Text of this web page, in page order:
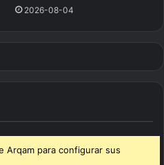
2026-08-04
Arqam para configurar sus